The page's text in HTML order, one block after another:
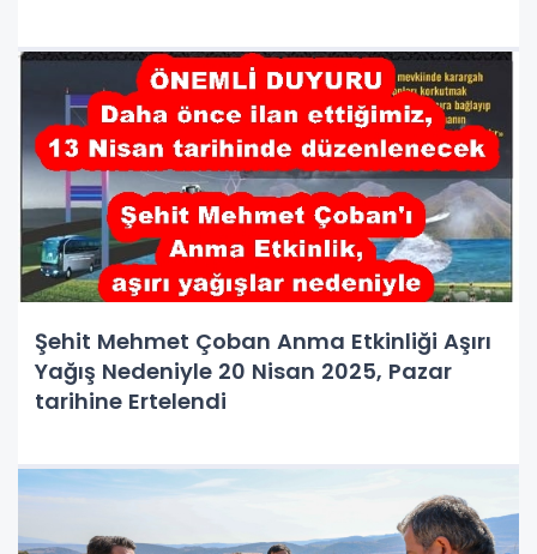
Şehit Mehmet Çoban Anma Etkinliği Aşırı
Yağış Nedeniyle 20 Nisan 2025, Pazar
tarihine Ertelendi